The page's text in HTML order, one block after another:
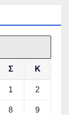
Σ Κ
1 2
8 9